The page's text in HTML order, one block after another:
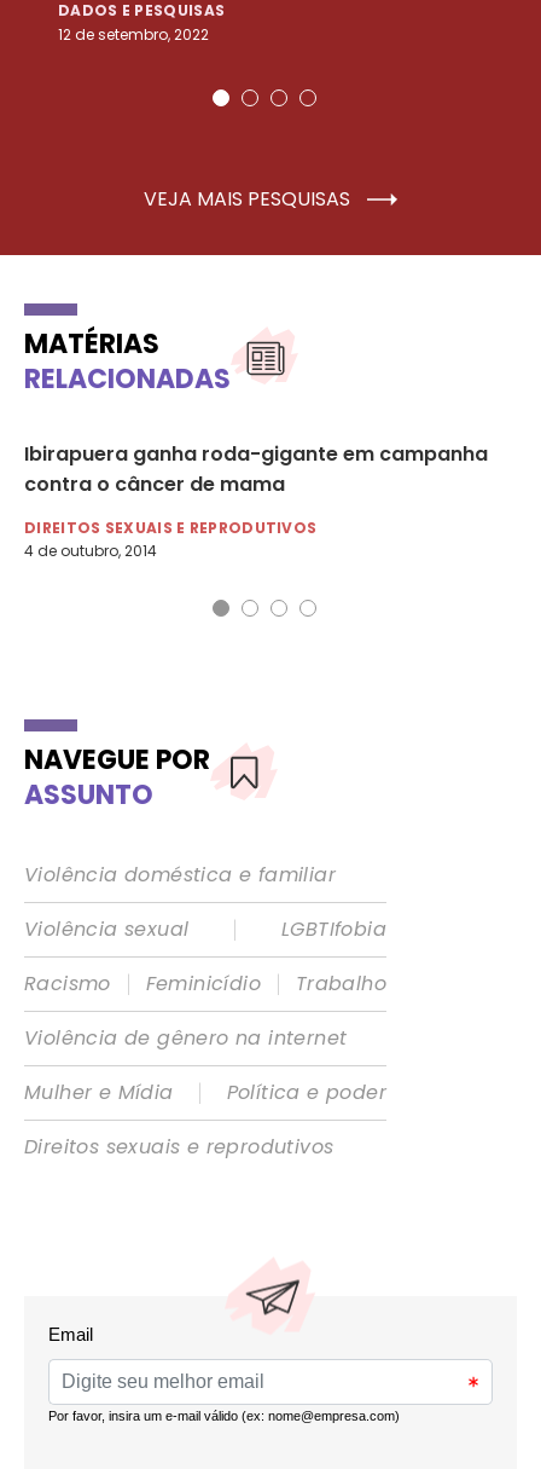
DADOS E PESQUISAS
12 de setembro, 2022
VEJA MAIS PESQUISAS
MATÉRIAS
RELACIONADAS
Ibirapuera ganha roda-gigante em campanha
contra o câncer de mama
DIREITOS SEXUAIS E REPRODUTIVOS
4 de outubro, 2014
NAVEGUE POR
ASSUNTO
Violência doméstica e familiar
Violência sexual
|
LGBTIfobia
Racismo
| Feminicídio |
Trabalho
Violência de gênero na internet
Mulher e Mídia
|
Política e poder
Direitos sexuais e reprodutivos